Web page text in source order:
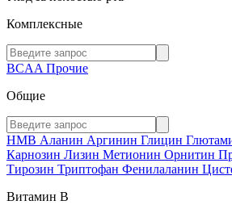
Комплексные
BCAA Прочие
Общие
HMB Аланин Аргинин Глицин
Карнозин Лизин Метионин Орнитин
Тирозин Триптофан Фенилаланин
Витамин В